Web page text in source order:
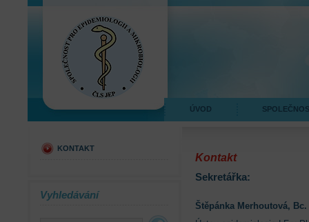
ÚVOD
KONTAKT
Vyhledávání
Kontakt
Sekretářka:
Štěpánka Merhoutová, Bc.